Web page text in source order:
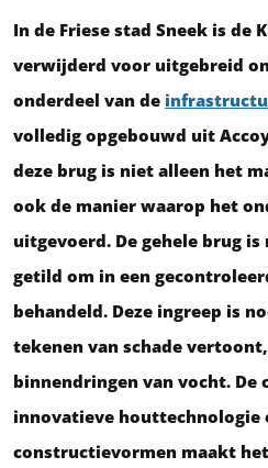
In de Friese stad Sneek is
verwijderd voor uitgebreid
onderdeel van de
volledig opgebouwd uit
deze brug is niet alleen het
ook de manier waarop het
uitgevoerd. De gehele brug
getild om in een
behandeld. Deze ingreep is
tekenen van schade
binnendringen van vocht. De
innovatieve houttechnologie
constructievormen maakt